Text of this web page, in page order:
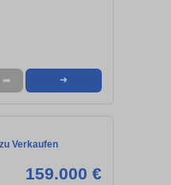
➦ ➜
Verkaufen
159.000 €